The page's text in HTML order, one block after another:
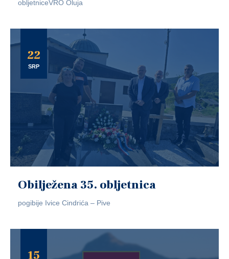
obljetniceVRO Oluja
22
SRP
Obilježena 35. obljetnica
pogibije Ivice Cindrića – Pive
15